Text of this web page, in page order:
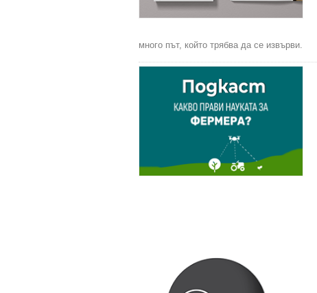
много път, който трябва да се извърви.